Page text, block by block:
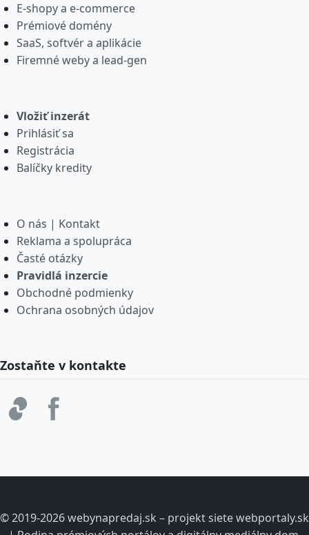
E-shopy a e-commerce
Prémiové domény
SaaS, softvér a aplikácie
Firemné weby a lead-gen
Vložiť inzerát
Prihlásiť sa
Registrácia
Balíčky kredity
O nás | Kontakt
Reklama a spolupráca
Časté otázky
Pravidlá inzercie
Obchodné podmienky
Ochrana osobných údajov
Zostaňte v kontakte
© 2019-2026 webynapredaj.sk – projekt siete webportaly.sk